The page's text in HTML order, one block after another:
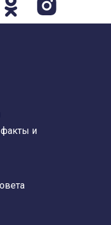
факты и